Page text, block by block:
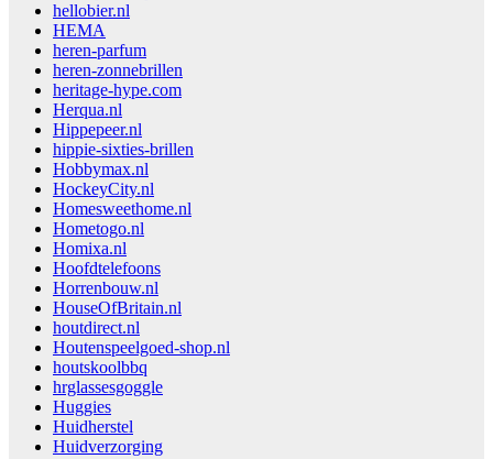
hellobier.nl
HEMA
heren-parfum
heren-zonnebrillen
heritage-hype.com
Herqua.nl
Hippepeer.nl
hippie-sixties-brillen
Hobbymax.nl
HockeyCity.nl
Homesweethome.nl
Hometogo.nl
Homixa.nl
Hoofdtelefoons
Horrenbouw.nl
HouseOfBritain.nl
houtdirect.nl
Houtenspeelgoed-shop.nl
houtskoolbbq
hrglassesgoggle
Huggies
Huidherstel
Huidverzorging